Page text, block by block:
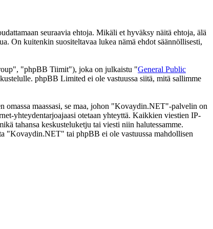
seuraavia ehtoja. Mikäli et hyväksy näitä ehtoja, älä
On kuitenkin suositeltavaa lukea nämä ehdot säännöllisesti,
"phpBB Tiimit"), joka on julkaistu "General Public
phpBB Limited ei ole vastuussa siitä, mitä sallimme
omassa maassasi, se maa, johon "Kovaydin.NET"-palvelin on
yhteydentarjoajaasi otetaan yhteyttä. Kaikkien viestien IP-
tahansa keskusteluketju tai viesti niin halutessamme.
"Kovaydin.NET" tai phpBB ei ole vastuussa mahdollisen